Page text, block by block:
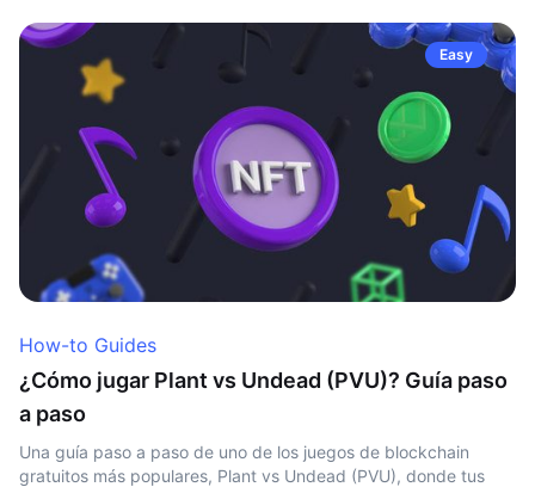
Easy
How-to Guides
¿Cómo jugar Plant vs Undead (PVU)? Guía paso
a paso
Una guía paso a paso de uno de los juegos de blockchain
gratuitos más populares, Plant vs Undead (PVU), donde tus